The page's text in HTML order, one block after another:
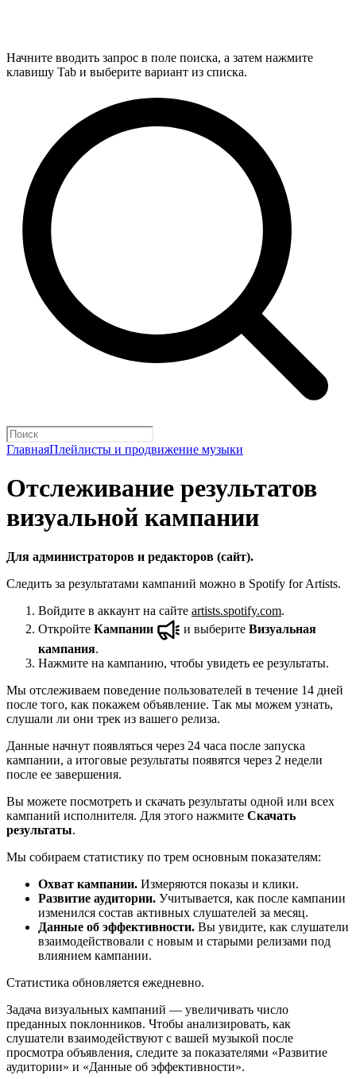
Начните вводить запрос в поле поиска, а затем нажмите
клавишу Tab и выберите вариант из списка.
ГлавнаяПлейлисты и продвижение музыки
Отслеживание результатов
визуальной кампании
Для администраторов и редакторов (сайт).
Следить за результатами кампаний можно в Spotify for Artists.
Войдите в аккаунт на сайте artists.spotify.com.
Откройте Кампании и выберите Визуальная
кампания.
Нажмите на кампанию, чтобы увидеть ее результаты.
Мы отслеживаем поведение пользователей в течение 14 дней
после того, как покажем объявление. Так мы можем узнать,
слушали ли они трек из вашего релиза.
Данные начнут появляться через 24 часа после запуска
кампании, а итоговые результаты появятся через 2 недели
после ее завершения.
Вы можете посмотреть и скачать результаты одной или всех
кампаний исполнителя. Для этого нажмите Скачать
результаты.
Мы собираем статистику по трем основным показателям:
Охват кампании. Измеряются показы и клики.
Развитие аудитории. Учитывается, как после кампании
изменился состав активных слушателей за месяц.
Данные об эффективности. Вы увидите, как слушатели
взаимодействовали с новым и старыми релизами под
влиянием кампании.
Статистика обновляется ежедневно.
Задача визуальных кампаний — увеличивать число
преданных поклонников. Чтобы анализировать, как
слушатели взаимодействуют с вашей музыкой после
просмотра объявления, следите за показателями «Развитие
аудитории» и «Данные об эффективности».